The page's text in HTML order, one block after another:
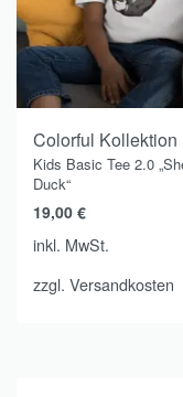
Colorful Kollektion
Kids Basic Tee 2.0
Duck“
19,00 €
inkl. MwSt.
zzgl. Versandkosten